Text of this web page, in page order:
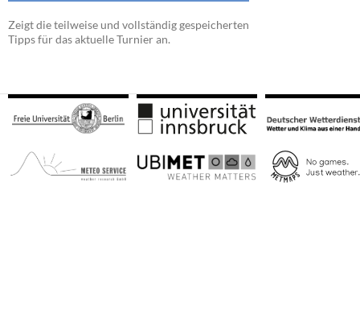
Zeigt die teilweise und vollständig gespeicherten
Tipps für das aktuelle Turnier an.